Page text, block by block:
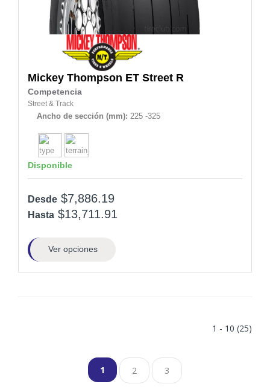
Mickey Thompson ET Street R
Competencia
Street & Track
Ancho de sección (mm): 225 -325
Disponible
Desde $7,886.19
Hasta $13,711.91
Ver opciones
1 - 10 (25)
1 2 3